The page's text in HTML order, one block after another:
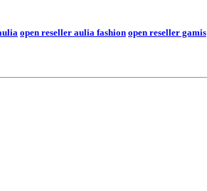
open reseller aulia fashion open reseller gamis